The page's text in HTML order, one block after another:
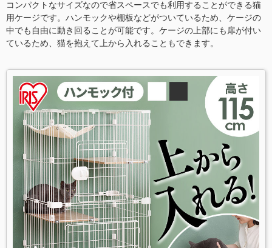
コンパクトなサイズなので省スペースでも利用することができる猫
用ケージです。ハンモックや棚板などがついているため、ケージの
中でも自由に動き回ることが可能です。ケージの上部にも扉が付い
ているため、猫を抱えて上から入れることもできます。